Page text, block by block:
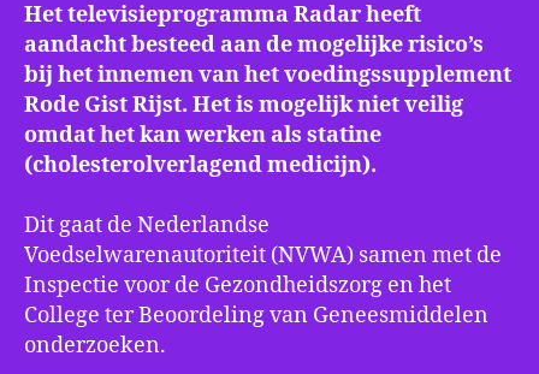
Het televisieprogramma Radar heeft
aandacht besteed aan de mogelijke risico’s
bij het innemen van het voedingssupplement
Rode Gist Rijst. Het is mogelijk niet veilig
omdat het kan werken als statine
(cholesterolverlagend medicijn).
Dit gaat de Nederlandse
Voedselwarenautoriteit (NVWA) samen met de
Inspectie voor de Gezondheidszorg en het
College ter Beoordeling van Geneesmiddelen
onderzoeken.